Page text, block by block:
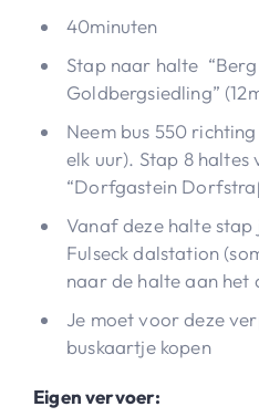
40minuten
Stap naar halte
Goldbergsiedling”
Neem bus 550
elk uur). Stap 8 haltes
“Dorfgastein
Vanaf deze halte
Fulseck dalstation
naar de halte aan het
Je moet voor deze
buskaartje kopen
Eigen vervoer: